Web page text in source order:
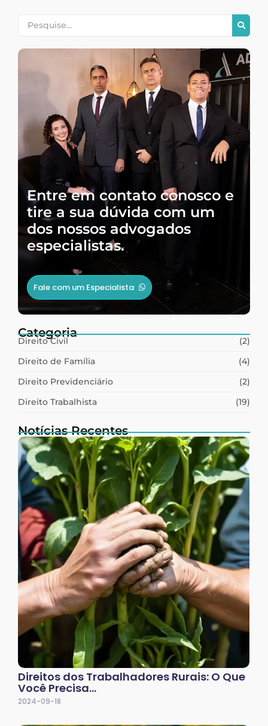
Entre em contato conosco e
tire a sua dúvida com um
dos nossos advogados
especialistas.
Fale com um Especialista
Categoria
Direito Civil
(2)
Direito de Família
(4)
Direito Previdenciário
(2)
Direito Trabalhista
(19)
Notícias Recentes
Direitos dos Trabalhadores Rurais: O Que
Você Precisa…
2024-09-18